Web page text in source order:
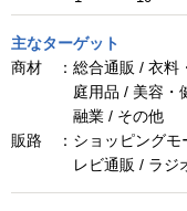
主なターゲット
商材 ： 総合通販 / 衣料
庭用品 / 美容・
融業 / その他
販路 ： ショッピング
レビ通販 / ラジ